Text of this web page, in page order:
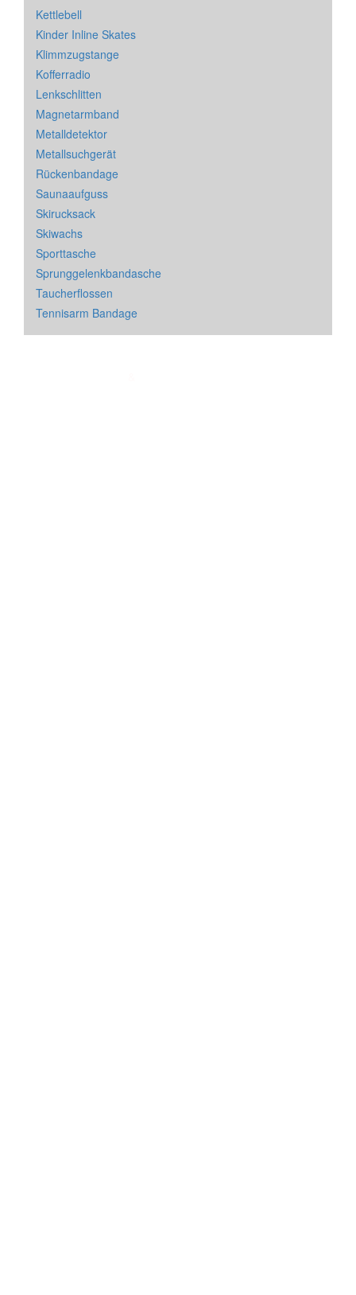
Kettlebell
Kinder Inline Skates
Klimmzugstange
Kofferradio
Lenkschlitten
Magnetarmband
Metalldetektor
Metallsuchgerät
Rückenbandage
Saunaaufguss
Skirucksack
Skiwachs
Sporttasche
Sprunggelenkbandasche
Taucherflossen
Tennisarm Bandage